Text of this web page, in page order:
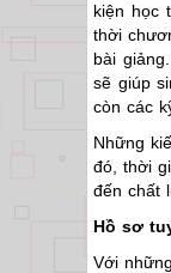
kiện học
thời
bài
sẽ giúp
còn các
Những
đó, thời
đến chất
Hồ sơ
Với